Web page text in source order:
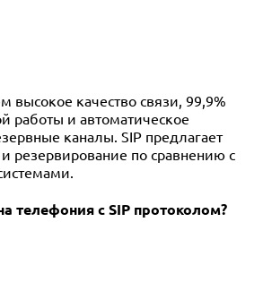
высокое качество связи, 99,9%
работы и автоматическое
каналы. SIP предлагает
резервирование по сравнению с
телефония с SIP протоколом?